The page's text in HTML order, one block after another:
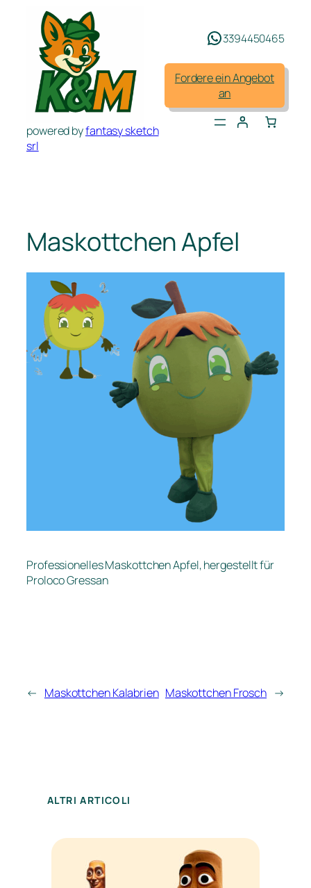
springen
powered byfantasy sketch
srl
3394450465
Fordere ein Angebot
an
Maskottchen Apfel
Professionelles Maskottchen Apfel, hergestellt für
Proloco Gressan
← Maskottchen Kalabrien Maskottchen Frosch →
ALTRI ARTICOLI